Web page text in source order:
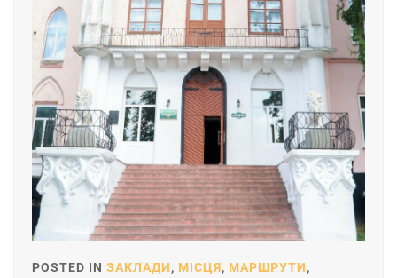
POSTED IN ЗАКЛАДИ, МІСЦЯ, МАРШРУТИ,